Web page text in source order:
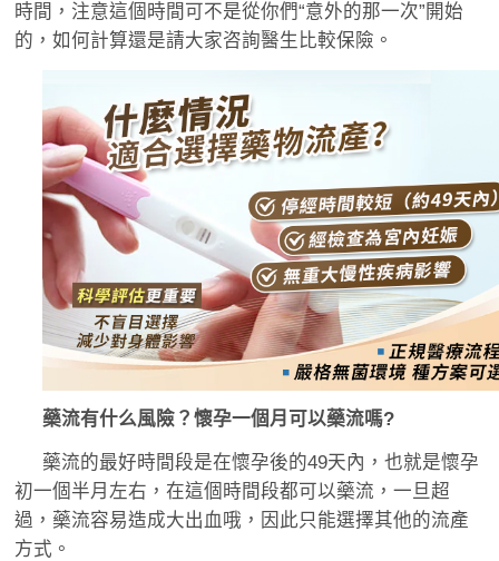
時間，注意這個時間可不是從你們“意外的那一次”開始
的，如何計算還是請大家咨詢醫生比較保險。
藥流有什么風險？懷孕一個月可以藥流嗎?
藥流的最好時間段是在懷孕後的49天內，也就是懷孕
初一個半月左右，在這個時間段都可以藥流，一旦超
過，藥流容易造成大出血哦，因此只能選擇其他的流產
方式。